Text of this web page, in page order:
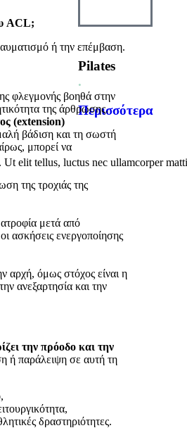
Pilates
.
Περισσότερα
elit tellus, luctus nec ullamcorper
ACL;
ή την επέμβαση.
φλεγμονής βοηθά στην
της άρθρωσης.
(extension)
βάδιση και τη σωστή
μπορεί να
της τροχιάς της
μετά από
ασκήσεις ενεργοποίησης
αρχή, όμως στόχος είναι η
ανεξαρτησία και την
την πρόοδο και την
ή παράλειψη σε αυτή τη
δραστηριότητες.